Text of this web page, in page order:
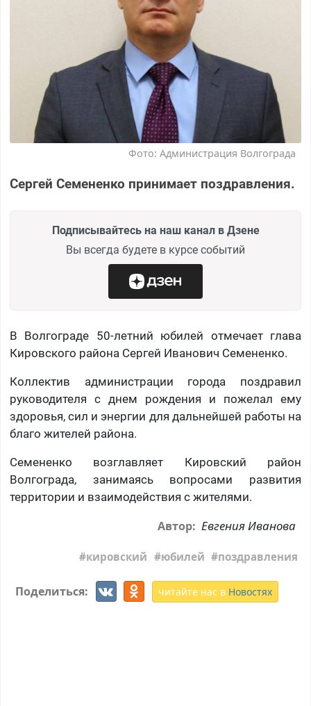
Фото: Администрация Волгограда
Сергей Семененко принимает поздравления.
Подписывайтесь на наш канал в Дзене
Вы всегда будете в курсе событий
В Волгограде 50-летний юбилей отмечает глава
Кировского района Сергей Иванович Семененко.
Коллектив администрации города поздравил
руководителя с днем рождения и пожелал ему
здоровья, сил и энергии для дальнейшей работы на
благо жителей района.
Семененко возглавляет Кировский район
Волгограда, занимаясь вопросами развития
территории и взаимодействия с жителями.
Автор: Евгения Иванова
кировский юбилей поздравления
Поделиться: читайте нас в Новостях